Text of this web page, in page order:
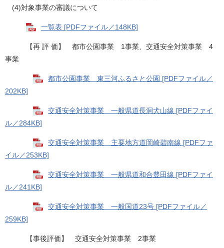
(4)対象事業の審議について
一覧表 [PDFファイル／148KB]
【再 評 価】 都市公園事業 1事業、交通安全対策事業 4
事業
都市公園事業 東三河ふるさと公園 [PDFファイル／
202KB]
交通安全対策事業 一般県道長洞犬山線 [PDFファイ
ル／284KB]
交通安全対策事業 主要地方道岡崎碧南線 [PDFファ
イル／253KB]
交通安全対策事業 一般県道和合豊田線 [PDFファイ
ル／241KB]
交通安全対策事業 一般国道23号 [PDFファイル／
259KB]
【事後評価】 交通安全対策事業 2事業